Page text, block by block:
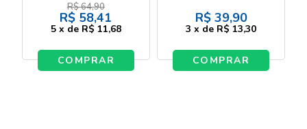
R$64,90
R$ 58,41
5 x de R$ 11,68
COMPRAR
R$ 39,90
3 x de R$ 13,30
COMPRAR